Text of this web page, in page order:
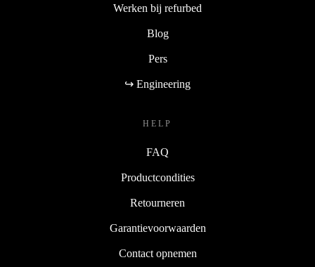
Werken bij refurbed
Blog
Pers
↪ Engineering
HELP
FAQ
Productcondities
Retourneren
Garantievoorwaarden
Contact opnemen